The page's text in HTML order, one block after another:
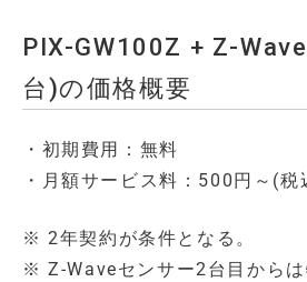
PIX-GW100Z + Z-
台)の価格概要
・初期費用：無料
・月額サービス料：500円～(
※ 2年契約が条件となる。
※ Z-Waveセンサー2台目からは